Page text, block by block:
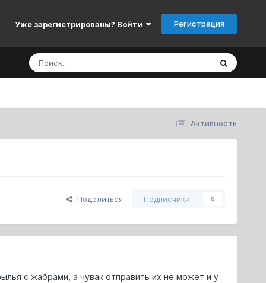
Уже зарегистрированы? Войти Регистрация
Активность
Поделиться Подписчики 0
с жабрами, а чувак отправить их не может и у